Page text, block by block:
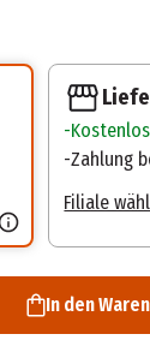
Zahlung
Filiale
In den